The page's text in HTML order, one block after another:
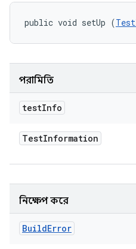
public void setUp (
পরামিতি
testInfo
TestInformation
নিক্ষেপ করে
BuildError